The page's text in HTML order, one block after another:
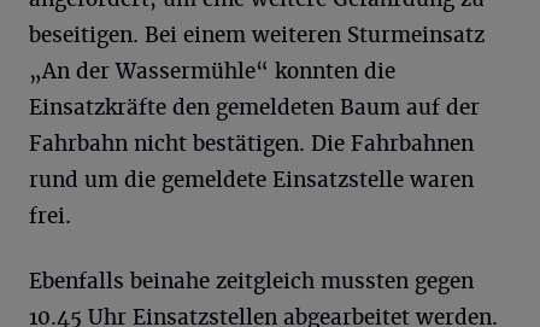
beseitigen. Bei einem weiteren Sturmeinsatz
„An der Wassermühle“ konnten die
Einsatzkräfte den gemeldeten Baum auf der
Fahrbahn nicht bestätigen. Die Fahrbahnen
rund um die gemeldete Einsatzstelle waren
frei.
Ebenfalls beinahe zeitgleich mussten gegen
10.45 Uhr Einsatzstellen abgearbeitet werden.